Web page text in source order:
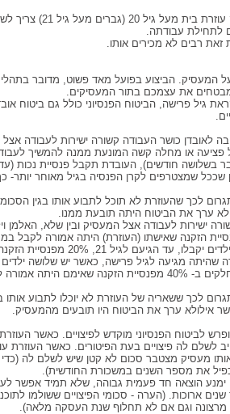
לשון החוק קובעת שכל מי שמעסיק עוזרת
לתחילת עבודתה.
על המעסיק. הביצוע בפועל מאד פשוט, מדובר
את עצמכם בתור המעסיקים.
גיל פרישה, הביטוח הפנסיוני כולל גם ביטוח
לאובדן כושר העבודה קשורה ישירות לעבודה אצל
או מחלה קשה המונעת ממנה להמשיך
שמצטרפים לקרן הפנסיה בגיל מאוחר יותר-
לכך שהעוזרת לא תוכל לתבוע אותו בגין
ערך את הביטוח היתה תובעת ממנו.
ישירות לעבודה אצל המעסיק ובין שלא, האלמן
יקבל עד יום מותו 40% מפנסיית הזקנה שאישתו (העוזרת) היתה אמורה
מגיעה לגיל פרישה. לעומת זאת, הילדים יקבלו, עד הגיעם
מגיעה לגיל פרישה, כאשר יש שלושה ילדים
מתחת לגיל 21 , הילדים כולם מתחלקים ב- 40% מפנסיית הזקנה
לכך ששאריה של העוזרת לא יוכלו לתבוע אותו
אילולא ערך את הביטוח היו תובעים מהמעסיק.
לביטוח הפנסיוני מוקדש לפיצויים. כאשר
לשלם לה פיצויים בעת הפיטורים. כאשר העוזרת
מעסיק מצטבר סכום לא קטן שיש לשלם לה
את מספר השנים במשכורת החודשית).
ימנע הוצאה חד פעמית גבוהה, שלא תמיד אפשר
ארוכות. (הערה - סכומי הפיצויים ששולמו
וגם אם לא תחלוף שנת העסקה מלאה).